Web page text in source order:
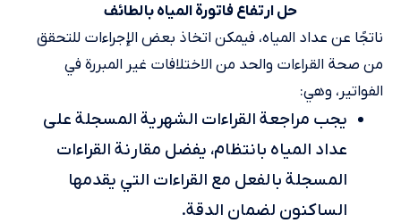
حل ارتفاع فاتورة المياه بالطائف
ناتجًا عن عداد المياه، فيمكن اتخاذ بعض الإجراءات للتحقق
من صحة القراءات والحد من الاختلافات غير المبررة في
الفواتير، وهي:
يجب مراجعة القراءات الشهرية المسجلة على
عداد المياه بانتظام، يفضل مقارنة القراءات
المسجلة بالفعل مع القراءات التي يقدمها
الساكنون لضمان الدقة.